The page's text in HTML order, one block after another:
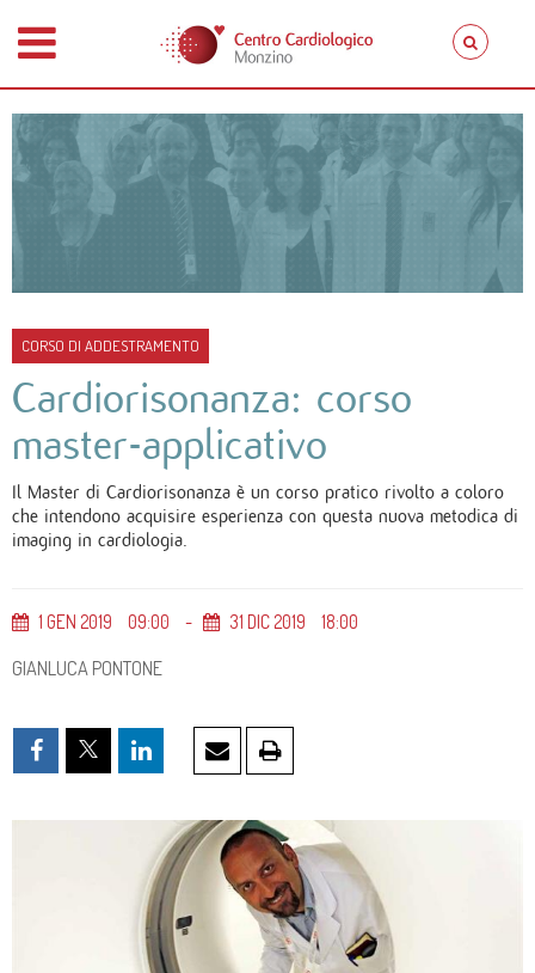
CORSO DI ADDESTRAMENTO
Cardiorisonanza: corso
master-applicativo
Il Master di Cardiorisonanza è un corso pratico rivolto a coloro
che intendono acquisire esperienza con questa nuova metodica di
imaging in cardiologia.
1 GEN 2019 09 00 31 DIC 2019 18 00
GIANLUCA PONTONE